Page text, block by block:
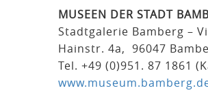
MUSEEN DER STADT
Stadtgalerie Bamberg –
Hainstr. 4a, 96047
Tel. +49 (0)951. 87 1861